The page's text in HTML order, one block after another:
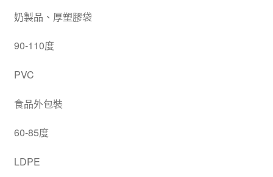
奶製品、厚塑膠袋
90-110度
PVC
食品外包裝
60-85度
LDPE